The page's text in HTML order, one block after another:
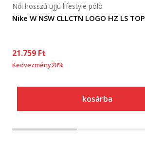
Nike W NSW CLLCTN LOGO HZ LS TOP
Női hosszú ujjú lifestyle póló
21.759 Ft
Kedvezmény20%
kosárba